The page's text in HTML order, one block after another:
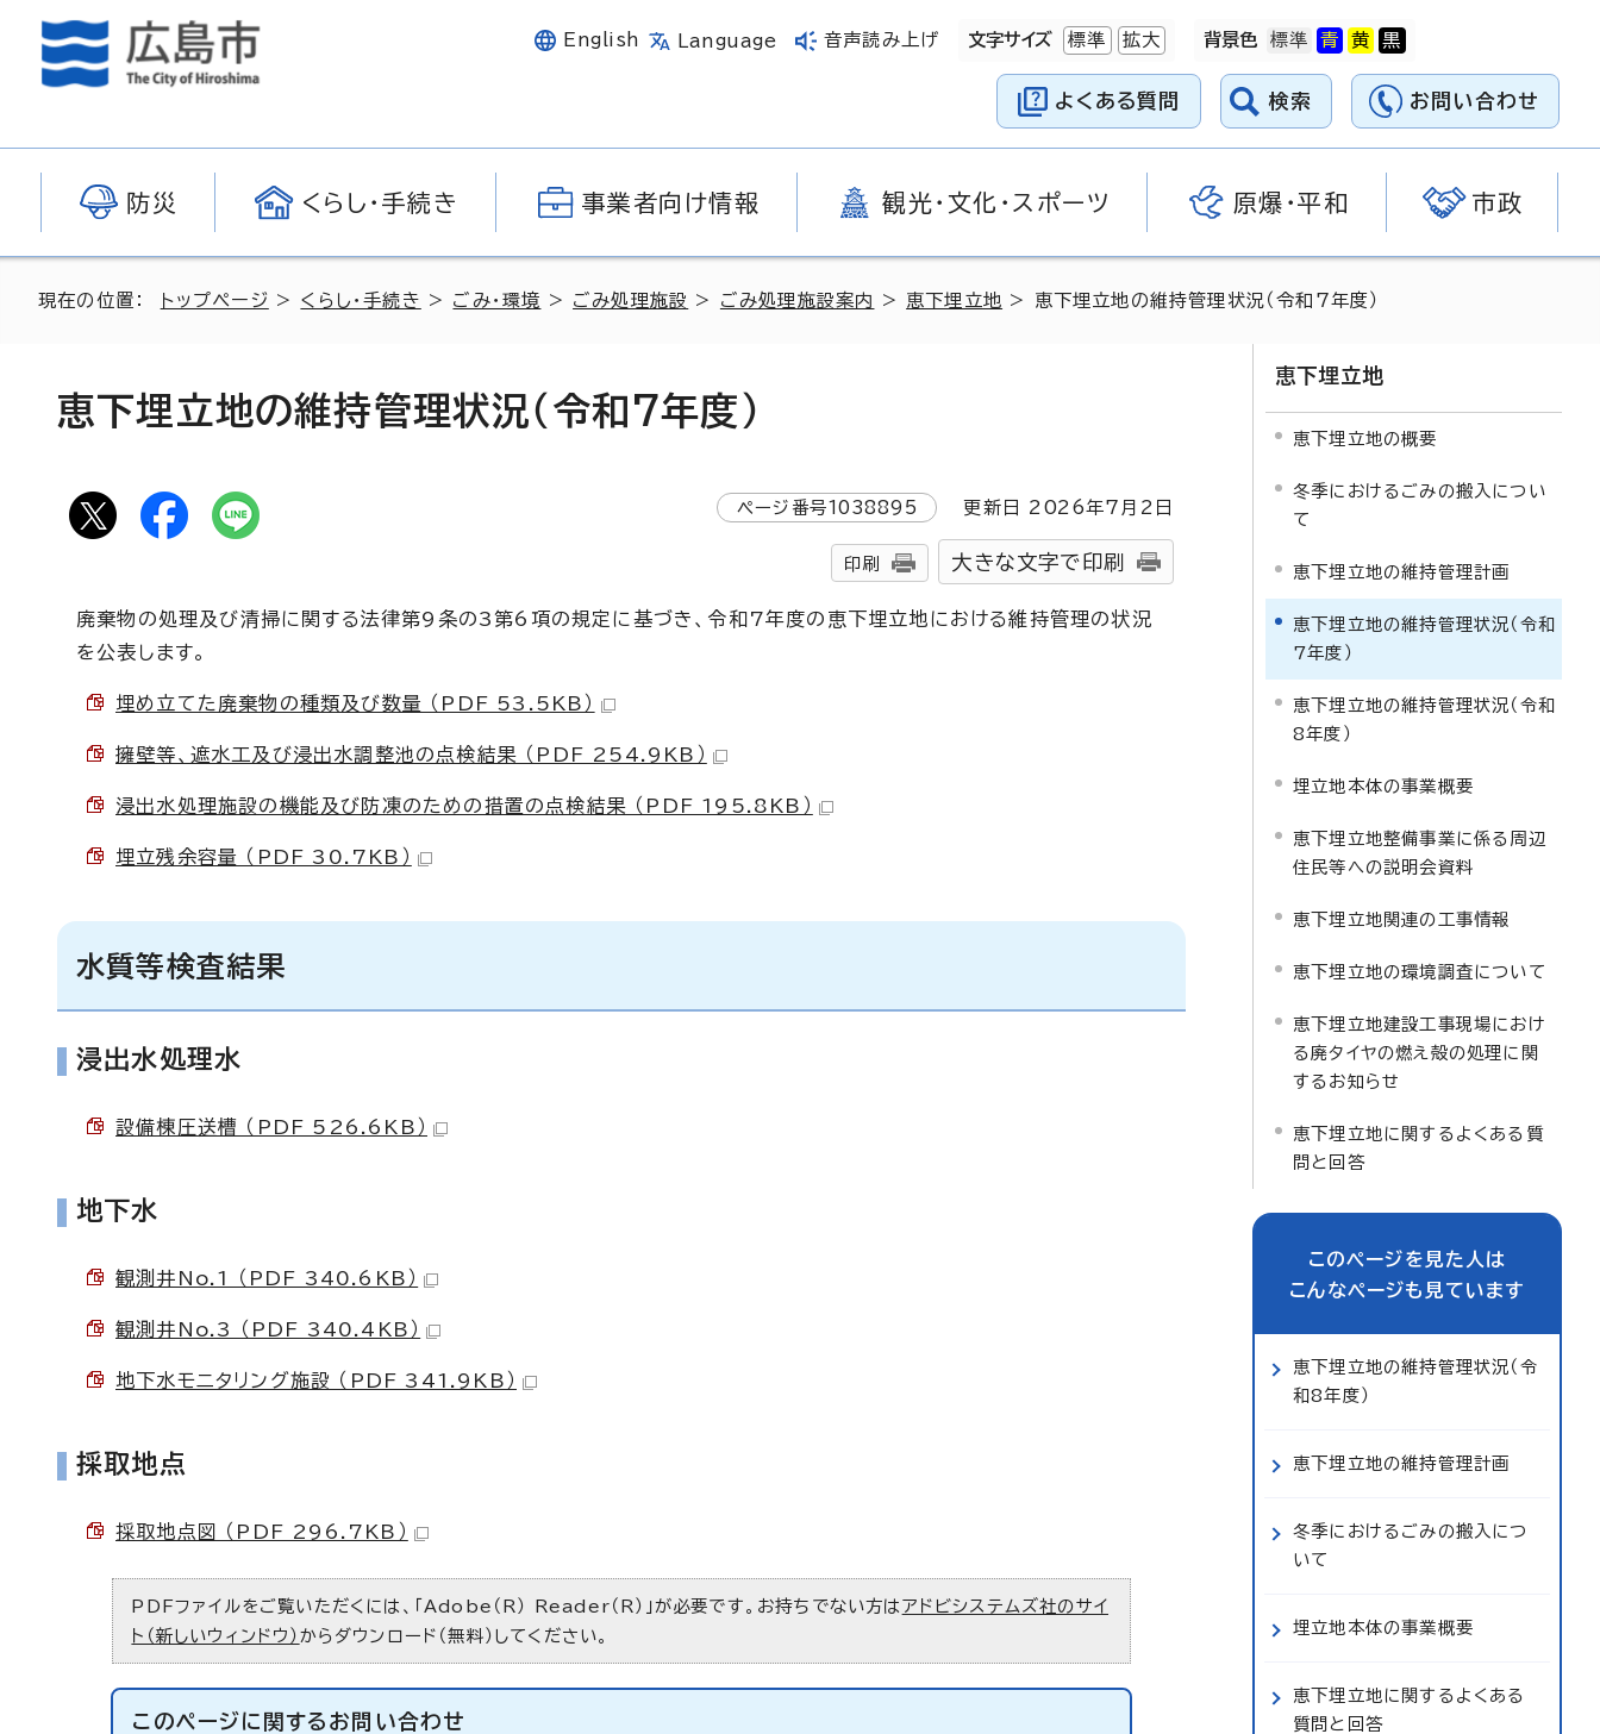
English Language 音声読み上げ 文字サイズ 標準 拡大 背景色
よくある質問 検索 お問い合わせ
防災 くらし・手続き 事業者向け情報 観光・文化・スポーツ 原爆・平和 市政
現在の位置： トップページ > くらし・手続き > ごみ・環境 > ごみ処理施設 > ごみ処理施設案内 > 恵下埋立地 > 恵下埋立地の維持管理状況（令和7年度）
恵下埋立地の維持管理状況（令和7年度）
ページ番号1038895 更新日 2026年7月2日
印刷 大きな文字で印刷
廃棄物の処理及び清掃に関する法律第9条の3第6項の規定に基づき、令和7年度の恵下埋立地における維持管理の状況
を公表します。
埋め立てた廃棄物の種類及び数量 （PDF 53.5KB）
擁壁等、遮水工及び浸出水調整池の点検結果 （PDF 254.9KB）
浸出水処理施設の機能及び防凍のための措置の点検結果 （PDF 195.8KB）
埋立残余容量 （PDF 30.7KB）
水質等検査結果
浸出水処理水
設備棟圧送槽 （PDF 526.6KB）
地下水
観測井No.1 （PDF 340.6KB）
観測井No.3 （PDF 340.4KB）
地下水モニタリング施設 （PDF 341.9KB）
採取地点
採取地点図 （PDF 296.7KB）
PDFファイルをご覧いただくには、「Adobe（R） Reader（R）」が必要です。お持ちでない方は アドビシステムズ社のサイ
ト（新しいウィンドウ） からダウンロード（無料）してください。
このページに関する お問い合わせ
恵下埋立地
恵下埋立地の概要
冬季におけるごみの搬入につい
て
恵下埋立地の維持管理計画
恵下埋立地の維持管理状況（令和
7年度）
恵下埋立地の維持管理状況（令和
8年度）
埋立地本体の事業概要
恵下埋立地整備事業に係る周辺
住民等への説明会資料
恵下埋立地関連の工事情報
恵下埋立地の環境調査について
恵下埋立地建設工事現場におけ
る廃タイヤの燃え殻の処理に関
するお知らせ
恵下埋立地に関するよくある質
問と回答
このページを見た人は
こんなページも見ています
恵下埋立地の維持管理状況（令
和8年度）
恵下埋立地の維持管理計画
冬季におけるごみの搬入につ
いて
埋立地本体の事業概要
恵下埋立地に関するよくある
質問と回答